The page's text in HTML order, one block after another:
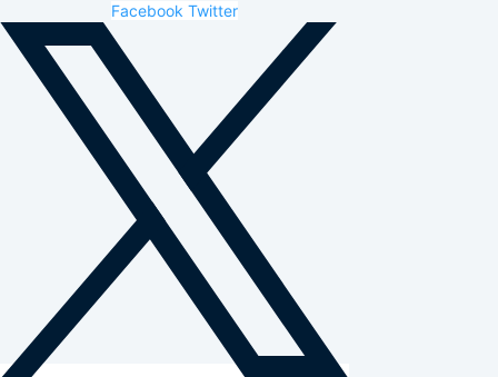
Facebook Twitter